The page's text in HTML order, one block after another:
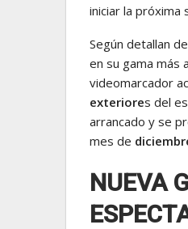
iniciar la próxima
Según detallan
en su gama más
videomarcador
exteriores del
arrancado y se
mes de
NUEVA